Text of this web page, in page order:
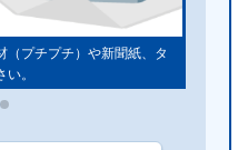
（プチプチ）や新聞紙、タ
。